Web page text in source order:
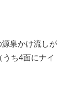
泉かけ流しが
ち4面にナイ